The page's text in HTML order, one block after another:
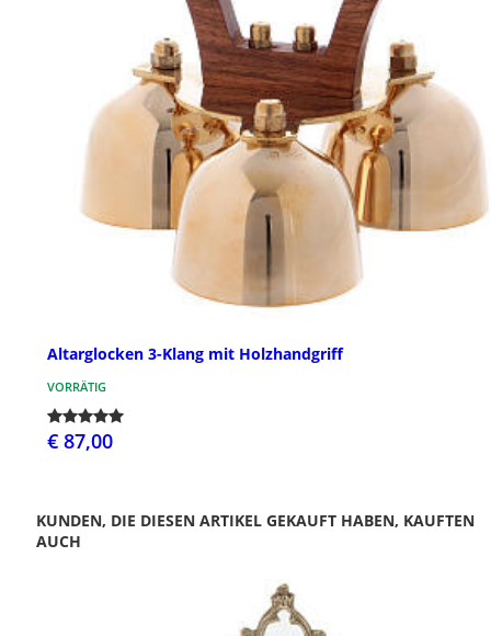
Altarglocken 3-Klang mit Holzhandgriff
VORRÄTIG
€ 87,00
KUNDEN, DIE DIESEN ARTIKEL GEKAUFT HABEN, KAUFTEN
AUCH